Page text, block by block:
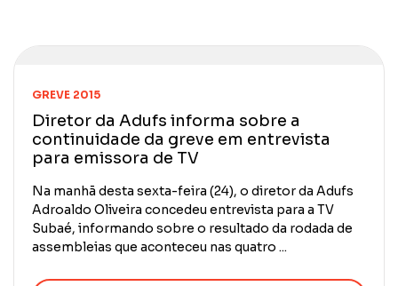
GREVE 2015
Diretor da Adufs informa sobre a
continuidade da greve em entrevista
para emissora de TV
Na manhã desta sexta-feira (24), o diretor da Adufs
Adroaldo Oliveira concedeu entrevista para a TV
Subaé, informando sobre o resultado da rodada de
assembleias que aconteceu nas quatro ...